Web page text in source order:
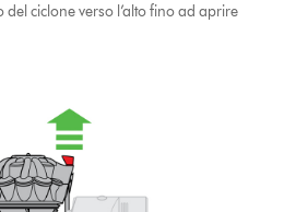
ciclone verso l’alto fino ad aprire